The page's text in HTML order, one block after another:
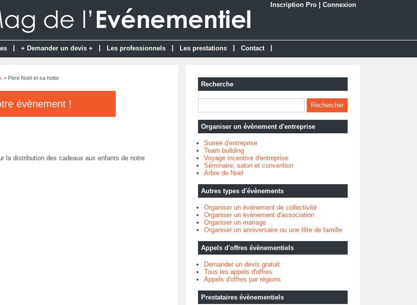
Inscription Pro Connexion
+ Demander un devis + Les professionnels Les prestations Contact
> Père Noël et sa hotte
évènement !
la distribution des cadeaux aux enfants de notre
Recherche
Organiser un évènement d'entreprise
Soirée d'entreprise
Team building
Voyage incentive d'entreprise
Séminaire, salon et convention
Arbre de Noël
Autres types d'évènements
Organiser un évènement de collectivité
Organiser un évènement d'association
Organiser un mariage
Organiser un anniversaire ou une fête de famille
Appels d'offres évènementiels
Demander un devis gratuit
Tous les appels d'offres
Appels d'offres par régions
Prestataires évènementiels